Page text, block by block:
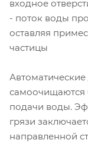
входное
- поток воды
оставляя
частицы
самоочищаются
подачи воды.
грязи
направленной